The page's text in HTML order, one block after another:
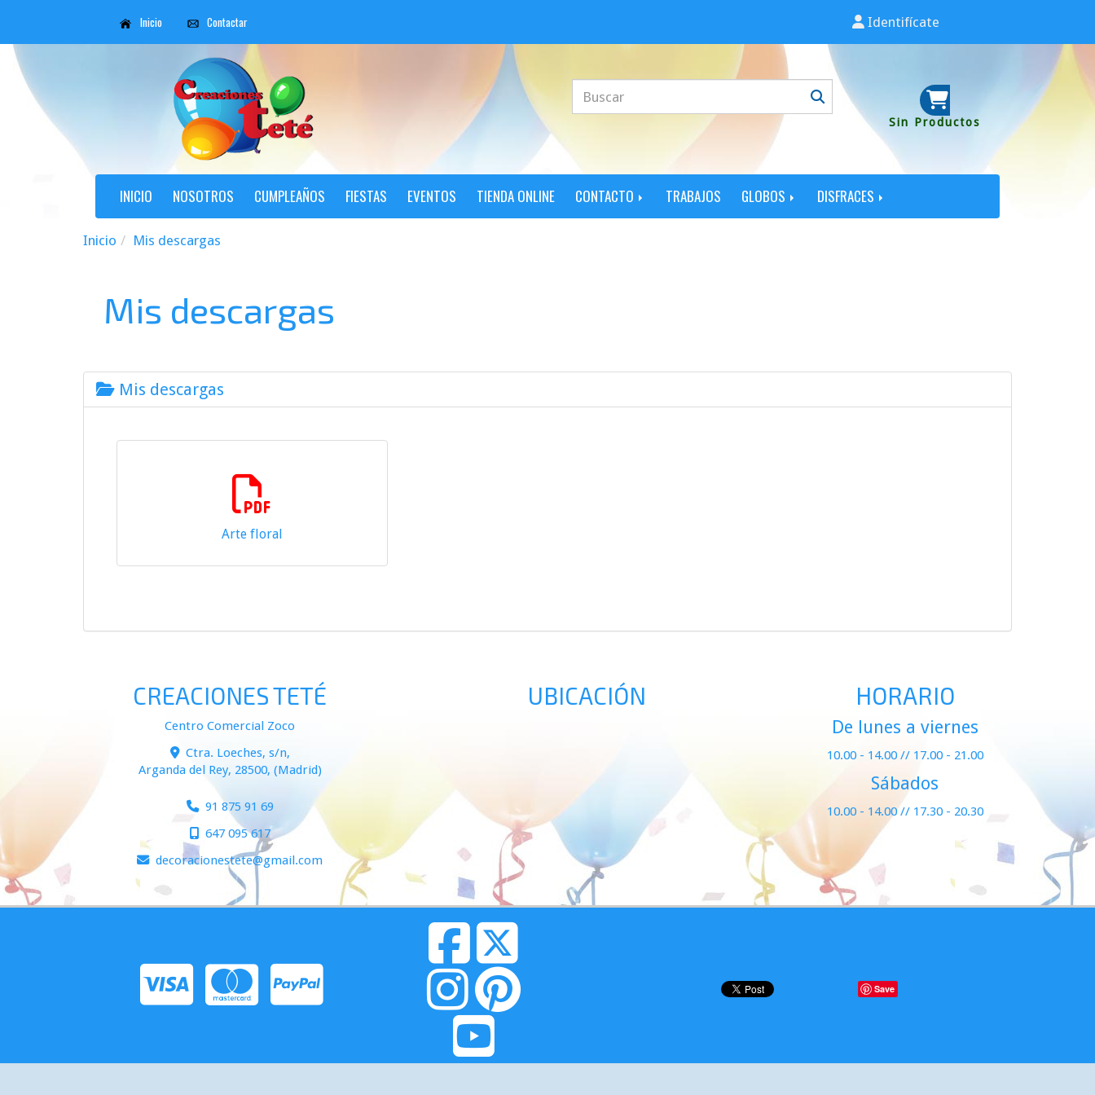
Inicio Contactar Identifícate
Sin Productos
INICIO NOSOTROS CUMPLEAÑOS FIESTAS EVENTOS TIENDA ONLINE CONTACTO TRABAJOS GLOBOS DISFRACES
Inicio Mis descargas
Mis descargas
Mis descargas
Arte floral
CREACIONES TETÉ
Centro Comercial Zoco
Ctra. Loeches, s/n,
Arganda del Rey, 28500, (Madrid)
91 875 91 69
647 095 617
decoracionestete
gmail.com
UBICACIÓN HORARIO
De lunes a viernes
10.00 - 14.00 // 17.00 - 21.00
Sábados
10.00 - 14.00 // 17.30 - 20.30
Save